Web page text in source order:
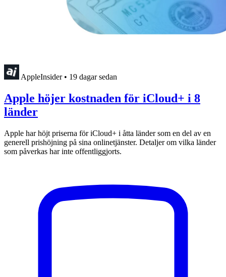
AppleInsider • 19 dagar sedan
Apple höjer kostnaden för iCloud+ i 8
länder
Apple har höjt priserna för iCloud+ i åtta länder som en del av en
generell prishöjning på sina onlinetjänster. Detaljer om vilka länder
som påverkas har inte offentliggjorts.